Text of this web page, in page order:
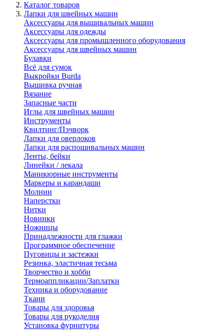
Каталог товаров
Лапки для швейных машин
Аксессуары для вышивальных машин
Аксессуары для одежды
Аксессуары для промышленного оборудования
Аксессуары для швейных машин
Булавки
Всё для сумок
Выкройки Burda
Вышивка ручная
Вязание
Запасные части
Иглы для швейных машин
Инструменты
Квилтинг/Пэчворк
Лапки для оверлоков
Лапки для распошивальных машин
Ленты, бейки
Линейки / лекала
Маникюрные инструменты
Маркеры и карандаши
Молнии
Наперстки
Нитки
Новинки
Ножницы
Принадлежности для глажки
Программное обеспечение
Пуговицы и застежки
Резинка, эластичная тесьма
Творчество и хобби
Термоаппликации/Заплатки
Техника и оборудование
Ткани
Товары для здоровья
Товары для рукоделия
Установка фурнитуры